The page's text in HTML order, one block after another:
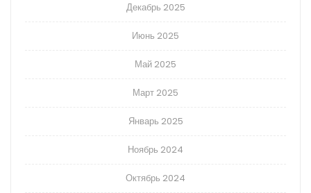
Декабрь 2025
Июнь 2025
Май 2025
Март 2025
Январь 2025
Ноябрь 2024
Октябрь 2024